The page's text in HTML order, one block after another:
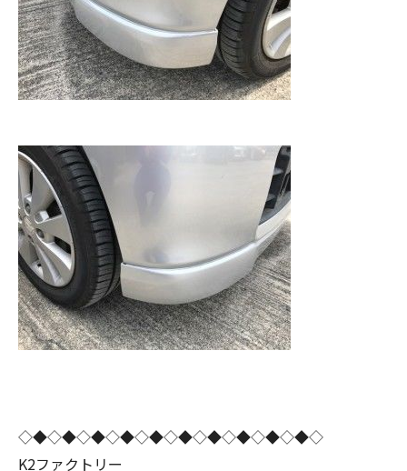
◇◆◇◆◇◆◇◆◇◆◇◆◇◆◇◆◇◆◇◆◇
K2ファクトリー